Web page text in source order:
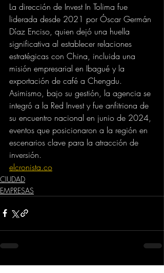
La dirección de Invest In Tolima fue
liderada desde 2021 por Óscar Germán
Díaz Enciso, quien dejó una huella
significativa al establecer relaciones
estratégicas con China, incluida una
misión empresarial en Ibagué y la
exportación de café a Chengdu.
Asimismo, bajo su gestión, la agencia se
integró a la Red Invest y fue anfitriona de
su encuentro nacional en junio de 2024,
eventos que posicionaron a la región en
escenarios clave para la atracción de
inversión.
elcronista.co
CIUDAD
EMPRESAS